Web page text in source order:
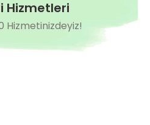
Hizmetleri
Hizmetinizdeyiz!